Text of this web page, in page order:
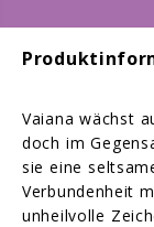
Vaiana wächst
doch im
sie eine
Verbundenheit
unheilvolle